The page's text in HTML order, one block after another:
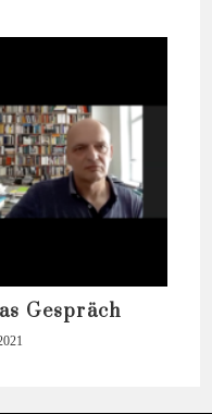
Gespräch